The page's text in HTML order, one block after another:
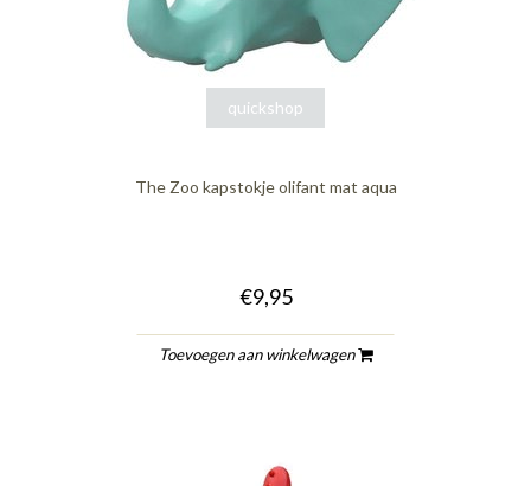
quickshop
The Zoo kapstokje olifant mat aqua
€9,95
Toevoegen aan winkelwagen